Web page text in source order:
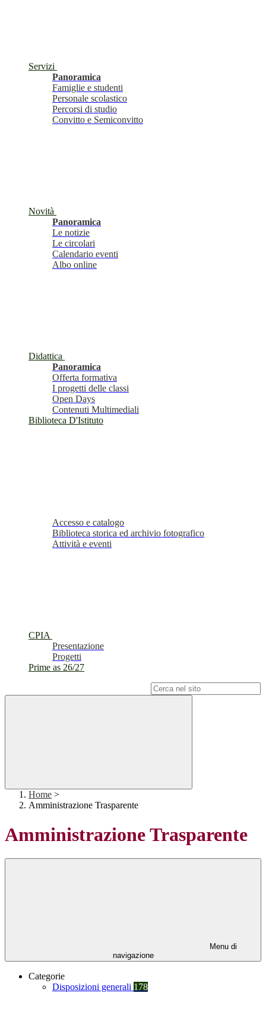
Servizi
Panoramica
Famiglie e studenti
Personale scolastico
Percorsi di studio
Convitto e Semiconvitto
Novità
Panoramica
Le notizie
Le circolari
Calendario eventi
Albo online
Didattica
Panoramica
Offerta formativa
I progetti delle classi
Open Days
Contenuti Multimediali
Biblioteca D'Istituto
Accesso e catalogo
Biblioteca storica ed archivio fotografico
Attività e eventi
CPIA
Presentazione
Progetti
Prime as 26/27
Home >
Amministrazione Trasparente
Amministrazione Trasparente
Menu di
navigazione
Categorie
Disposizioni generali 178